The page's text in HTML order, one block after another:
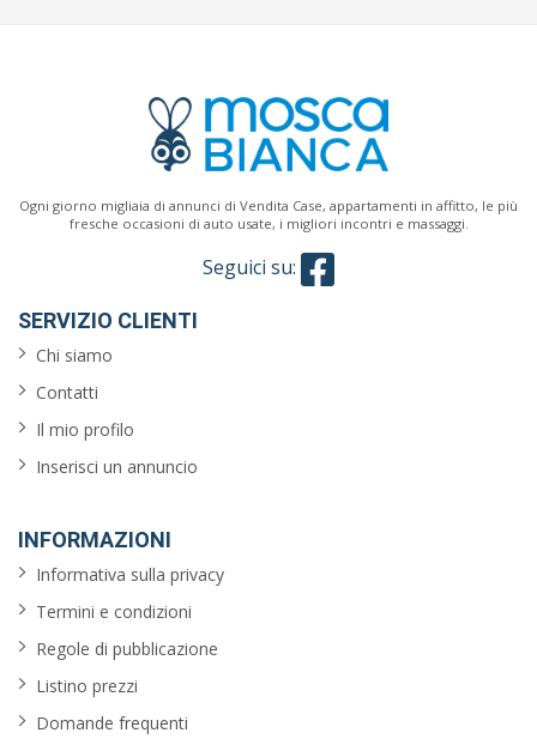
Ogni giorno migliaia di annunci di Vendita Case, appartamenti in affitto, le più
fresche occasioni di auto usate, i migliori incontri e massaggi.
Seguici su:
SERVIZIO CLIENTI
Chi siamo
Contatti
Il mio profilo
Inserisci un annuncio
INFORMAZIONI
Informativa sulla privacy
Termini e condizioni
Regole di pubblicazione
Listino prezzi
Domande frequenti